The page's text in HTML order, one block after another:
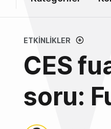
ETKINLIKLER
CES
soru: